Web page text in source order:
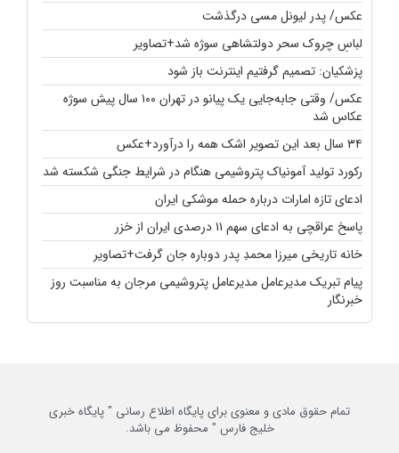
عکس/ پدر لیونل مسی درگذشت
لباسِ چروک سحر دولتشاهی سوژه شد+تصاویر
پزشکیان: تصمیم گرفتیم اینترنت باز شود
عکس/ وقتی جابه‌جایی یک پیانو در تهران ۱۰۰ سال پیش سوژه
عکاس شد
۳۴ سال بعد این تصویر اشک همه را درآورد+عکس
رکورد تولید آمونیاک پتروشیمی هنگام در شرایط جنگی شکسته شد
ادعای تازه امارات درباره حمله موشکی ایران
پاسخ عراقچی به ادعای سهم ۱۱ درصدی ایران از خزر
خانه تاریخی میرزا محمدِ پدر دوباره جان گرفت+تصاویر
پیام تبریک مدیرعامل مدیرعامل پتروشیمی مرجان به مناسبت روز
خبرنگار
تمام حقوق مادی و معنوی برای پایگاه اطلاع رسانی " پایگاه خبری
خلیج فارس " محفوظ می باشد.